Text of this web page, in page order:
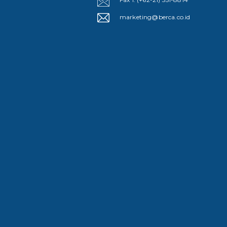
marketing@berca.co.id